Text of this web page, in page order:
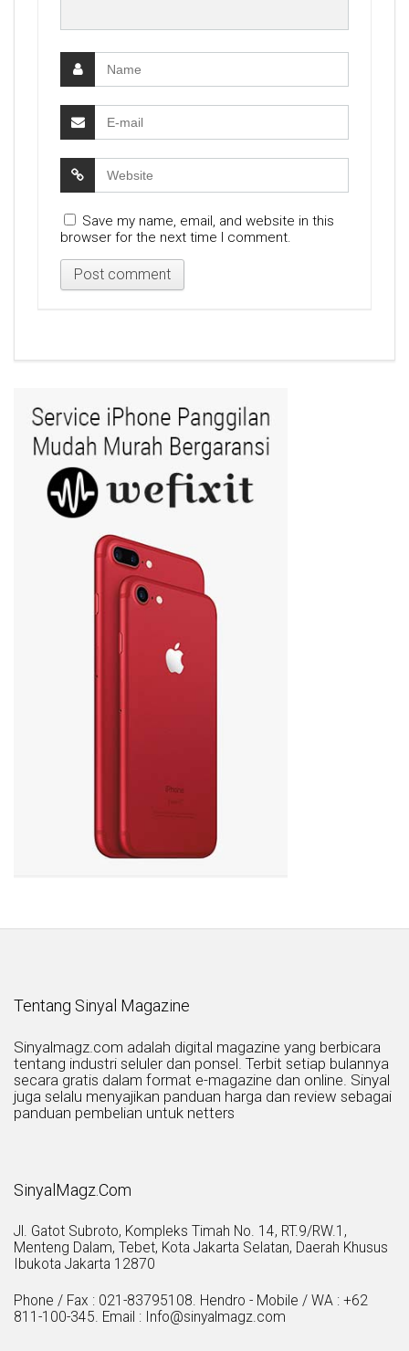
Save my name, email, and website in this
browser for the next time I comment.
Tentang Sinyal Magazine
Sinyalmagz.com adalah digital magazine yang berbicara
tentang industri seluler dan ponsel. Terbit setiap bulannya
secara gratis dalam format e-magazine dan online. Sinyal
juga selalu menyajikan panduan harga dan review sebagai
panduan pembelian untuk netters
SinyalMagz.Com
Jl. Gatot Subroto, Kompleks Timah No. 14, RT.9/RW.1,
Menteng Dalam, Tebet, Kota Jakarta Selatan, Daerah Khusus
Ibukota Jakarta 12870
Phone / Fax : 021-83795108. Hendro - Mobile / WA : +62
811-100-345. Email : Info@sinyalmagz.com